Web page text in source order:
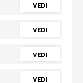
VEDI
VEDI
VEDI
VEDI